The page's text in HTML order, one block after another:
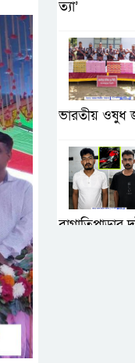
ত্যা’
ভারতীয় ওষুধ